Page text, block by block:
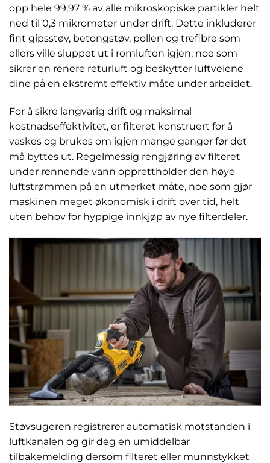
opp hele 99,97 % av alle mikroskopiske partikler helt
ned til 0,3 mikrometer under drift. Dette inkluderer
fint gipsstøv, betongstøv, pollen og trefibre som
ellers ville sluppet ut i romluften igjen, noe som
sikrer en renere returluft og beskytter luftveiene
dine på en ekstremt effektiv måte under arbeidet.
For å sikre langvarig drift og maksimal
kostnadseffektivitet, er filteret konstruert for å
vaskes og brukes om igjen mange ganger før det
må byttes ut. Regelmessig rengjøring av filteret
under rennende vann opprettholder den høye
luftstrømmen på en utmerket måte, noe som gjør
maskinen meget økonomisk i drift over tid, helt
uten behov for hyppige innkjøp av nye filterdeler.
Støvsugeren registrerer automatisk motstanden i
luftkanalen og gir deg en umiddelbar
tilbakemelding dersom filteret eller munnstykket